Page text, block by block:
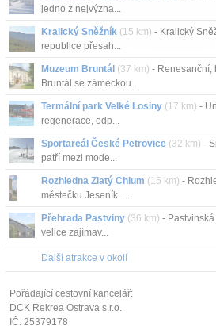
jedno z nejvýzna...
Kralický Sněžník (15 km) - Kralický
republice přesah...
Muzeum Bruntál (37 km) - Renesanční,
Bruntál se zámeckou...
Termální park Velké Losiny (17 km) -
regenerace, odp...
Sportareál České Petrovice (32 km) -
patří mezi mode...
Rozhledna Zlatý Chlum (15 km) -
městečku Jeseník.....
Přehrada Pastviny (36 km) -
velice zajímav...
Další atrakce v okolí
Pořádající cestovní kancelář:
DCK Rekrea Ostrava s.r.o.
IČ: 25379178